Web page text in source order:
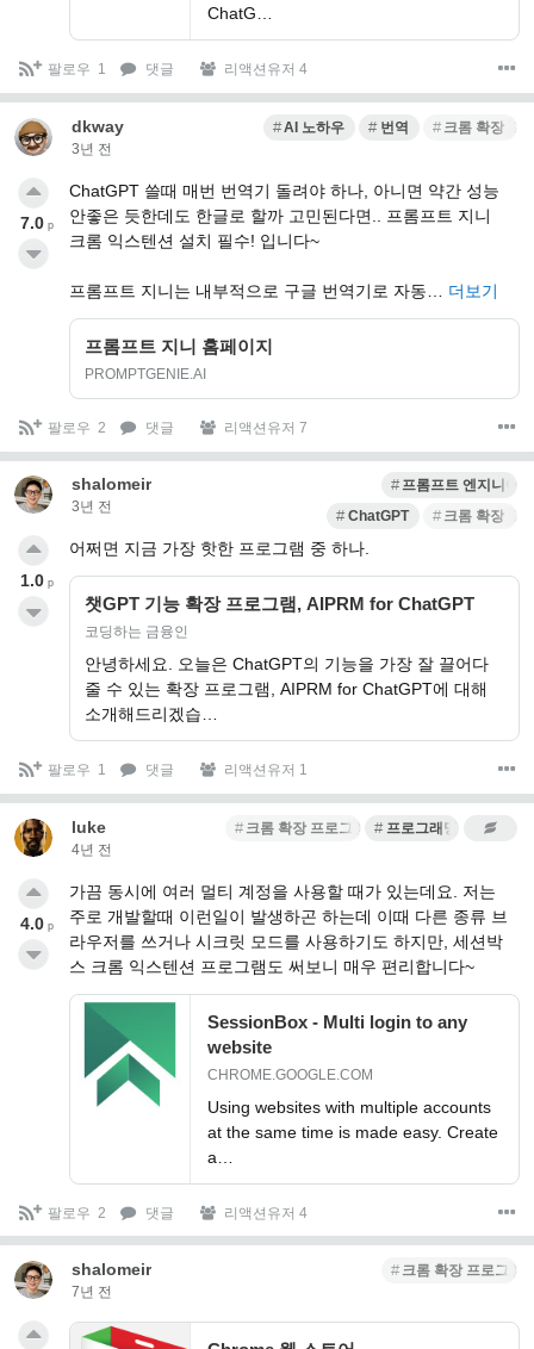
ChatG…
팔로우 1 댓글 리액션유저 4
dkway
3년 전
AI 노하우 번역 크롬 확장 프
ChatGPT 쓸때 매번 번역기 돌려야 하나, 아니면 약간 성능
안좋은 듯한데도 한글로 할까 고민된다면.. 프롬프트 지니
크롬 익스텐션 설치 필수! 입니다~
프롬프트 지니는 내부적으로 구글 번역기로 자동… 더보기
프롬프트 지니 홈페이지
PROMPTGENIE.AI
7.0 p
팔로우 2 댓글 리액션유저 7
shalomeir
3년 전
프롬프트 엔지니어링
ChatGPT
크롬 확장 프
어쩌면 지금 가장 핫한 프로그램 중 하나.
챗GPT 기능 확장 프로그램, AIPRM for ChatGPT
코딩하는 금융인
안녕하세요. 오늘은 ChatGPT의 기능을 가장 잘 끌어다
줄 수 있는 확장 프로그램, AIPRM for ChatGPT에 대해
소개해드리겠습…
1.0 p
팔로우 1 댓글 리액션유저 1
luke
4년 전
크롬 확장 프로그램 프로그래밍 팁
가끔 동시에 여러 멀티 계정을 사용할 때가 있는데요. 저는
주로 개발할때 이런일이 발생하곤 하는데 이때 다른 종류 브
라우저를 쓰거나 시크릿 모드를 사용하기도 하지만, 세션박
스 크롬 익스텐션 프로그램도 써보니 매우 편리합니다~
SessionBox - Multi login to any
website
CHROME.GOOGLE.COM
Using websites with multiple accounts
at the same time is made easy. Create
a…
4.0 p
팔로우 2 댓글 리액션유저 4
shalomeir
7년 전
크롬 확장 프로그램